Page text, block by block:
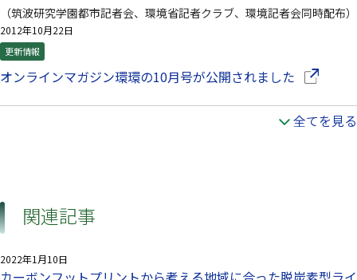
（筑波研究学園都市記者会、環境省記者クラブ、環境記者会同時配布）
2012年10月22日
更新情報
オンラインマガジン環環の10月号が公開されました （別ウイ
全てを見る
関連記事
2022年1月10日